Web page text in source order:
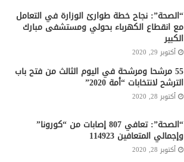
“الصحة”: نجاح خطة طوارئ الوزارة في التعامل
مع انقطاع الكهرباء بحولي ومستشفى مبارك
الكبير
أكتوبر 29, 2020
55 مرشحا ومرشحة في اليوم الثالث من فتح باب
الترشح لانتخابات “أمة 2020”
أكتوبر 28, 2020
“الصحة”: تعافي 807 إصابات من “كورونا”
وإجمالي المتعافين 114923
أكتوبر 28, 2020